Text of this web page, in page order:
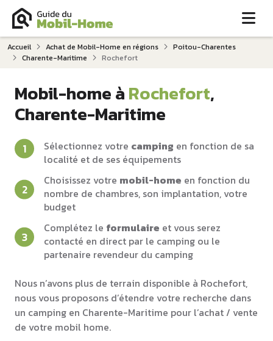
Accueil Achat de Mobil-Home en régions
Poitou-Charentes
Charente-Maritime
Rochefort
Mobil-home àRochefort,
Charente-Maritime
Sélectionnez votre camping en fonction de sa
localité et de ses équipements
Choisissez votre mobil-home en fonction du
nombre de chambres, son implantation, votre
budget
Complétez le formulaire et vous serez
contacté en direct par le camping ou le
partenaire revendeur du camping
Nous n’avons plus de terrain disponible à Rochefort,
nous vous proposons d’étendre votre recherche dans
un camping en Charente-Maritime pour l’achat / vente
de votre mobil home.